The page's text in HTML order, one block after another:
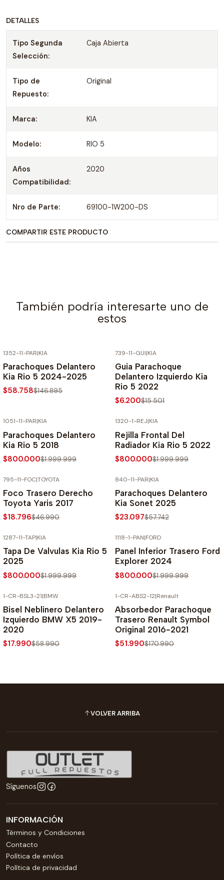
DETALLES
Tipo Segunda
Selección:
Caja Abierta
Tipo de
Repuesto:
Original
Marca: KIA
Modelo: RIO 5
Años
Compatibilidad:
2020
Nro de Parte: 69100-1W200-DS
COMPARTIR ESTE PRODUCTO
También podría interesarte uno de
estos
1352-11-PAR|KIA
Parachoques Delantero
Kia Rio 5 2024-2025
$58.758$146.895
739-11-GUI|KIA
Guia Parachoque
Delantero Izquierdo Kia
Rio 5 2022
$6.200$15.501
1051-11-PAR|KIA
Parachoques Delantero
Kia Rio 5 2018
$800.000$1.999.999
1320-1-REJ|KIA
Rejilla Frontal Del
Radiador Kia Rio 5 2022
$800.000$1.999.999
795-11-FOC|TOYOTA
Foco Trasero Derecho
Toyota Yaris 2017
$18.796$46.990
840-11-PAR|KIA
Parachoques Delantero
Kia Sonet 2025
$23.097$57.742
1287-11-TAP|KIA
Tapa De Valvulas Kia Rio 5
2025
$800.000$1.999.999
1118-1-PAN|FORD
Panel Inferior Trasero Ford
Explorer 2024
$800.000$1.999.999
1-CR-BSL3-21|BMW
Bisel Neblinero Delantero
Izquierdo BMW X5 2019-
2020
$17.990$58.990
1-CR-ABS2-12|Renault
Absorbedor Parachoque
Trasero Renault Symbol
Original 2016-2021
$51.990$170.990
VOLVER ARRIBA
Síguenos
INFORMACIÓN
Términos y Condiciones
Contacto
Política de envíos
Política de privacidad